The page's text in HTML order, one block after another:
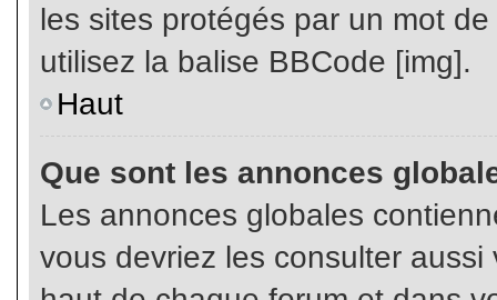
les sites protégés par un mot
utilisez la balise BBCode [img].
Haut
Que sont les annonces
Les annonces globales
vous devriez les consulter